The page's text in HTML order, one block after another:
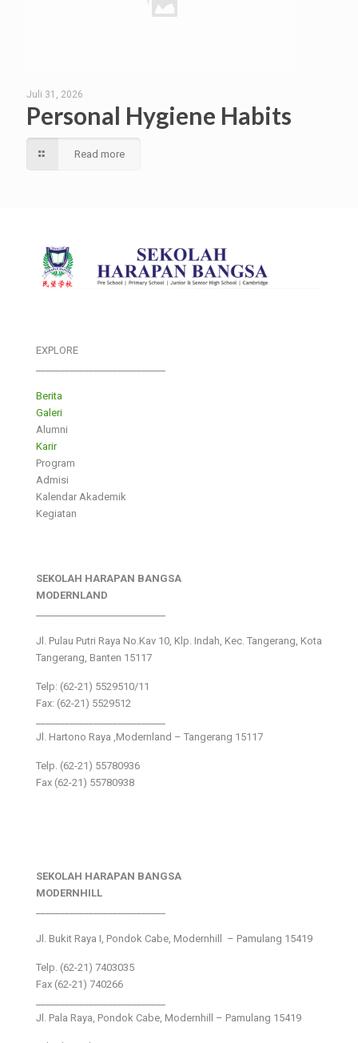
Juli 31, 2026
Personal Hygiene Habits
Read more
EXPLORE
Berita
Galeri
Alumni
Karir
Program
Admisi
Kalendar Akademik
Kegiatan
SEKOLAH HARAPAN BANGSA
MODERNLAND
Jl. Pulau Putri Raya No.Kav 10, Klp. Indah, Kec. Tangerang, Kota
Tangerang, Banten 15117
Telp: (62-21) 5529510/11
Fax: (62-21) 5529512
Jl. Hartono Raya ,Modernland – Tangerang 15117
Telp. (62-21) 55780936
Fax (62-21) 55780938
SEKOLAH HARAPAN BANGSA
MODERNHILL
Jl. Bukit Raya I, Pondok Cabe, Modernhill – Pamulang 15419
Telp. (62-21) 7403035
Fax (62-21) 740266
Jl. Pala Raya, Pondok Cabe, Modernhill – Pamulang 15419